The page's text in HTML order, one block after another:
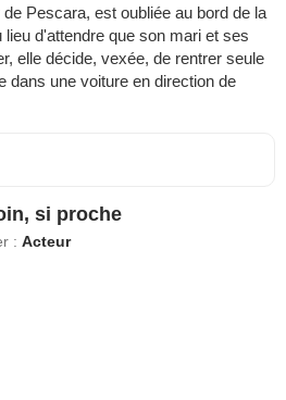
Pescara, est oubliée au bord de la
lieu d'attendre que son mari et ses
elle décide, vexée, de rentrer seule
dans une voiture en direction de
si proche
:Acteur